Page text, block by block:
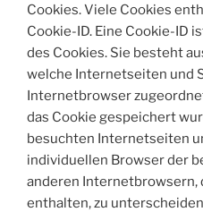
Cookies. Viele Cookies
Cookie-ID. Eine Cookie-ID
des Cookies. Sie besteht
welche Internetseiten und
Internetbrowser
das Cookie gespeichert
besuchten Internetseiten
individuellen Browser der
anderen Internetbrowsern,
enthalten, zu